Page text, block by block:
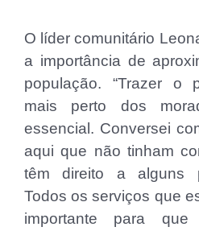
O líder comunitário
a importância de
população. “Trazer o
mais perto dos
essencial. Conversei
aqui que não tinham
têm direito a alguns
Todos os serviços que
importante para